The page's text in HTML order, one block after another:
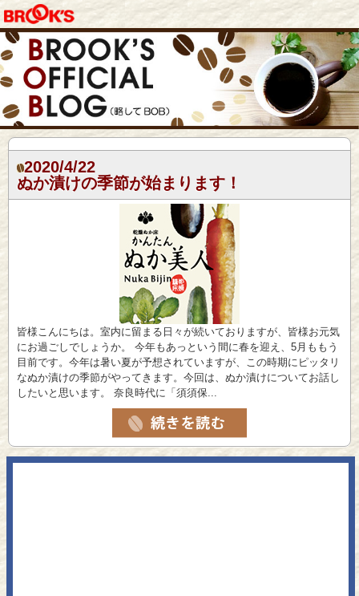
2020/4/22
ぬか漬けの季節が始まります！
皆様こんにちは。室内に留まる日々が続いておりますが、皆様お元気
にお過ごしでしょうか。 今年もあっという間に春を迎え、5月ももう
目前です。今年は暑い夏が予想されていますが、この時期にピッタリ
なぬか漬けの季節がやってきます。今回は、ぬか漬けについてお話し
したいと思います。 奈良時代に「須須保...